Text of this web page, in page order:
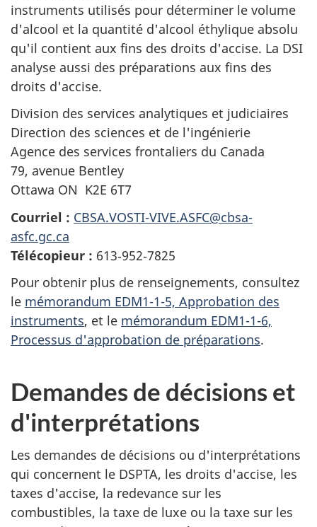
instruments utilisés pour déterminer le volume
d'alcool et la quantité d'alcool éthylique absolu
qu'il contient aux fins des droits d'accise. La DSI
analyse aussi des préparations aux fins des
droits d'accise.
Division des services analytiques et judiciaires
Direction des sciences et de l'ingénierie
Agence des services frontaliers du Canada
79, avenue Bentley
Ottawa ON K2E 6T7
Courriel : CBSA.VOSTI-VIVE.ASFC@cbsa-
asfc.gc.ca
Télécopieur : 613‑952‑7825
Pour obtenir plus de renseignements, consultez
le mémorandum EDM1-1-5, Approbation des
instruments, et le mémorandum EDM1-1-6,
Processus d'approbation de préparations.
Demandes de décisions et
d'interprétations
Les demandes de décisions ou d'interprétations
qui concernent le DSPTA, les droits d'accise, les
taxes d'accise, la redevance sur les
combustibles, la taxe de luxe ou la taxe sur les